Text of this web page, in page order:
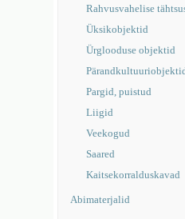
Rahvusvahelise
Üksikobjektid
Ürglooduse objektid
Pargid, puistud
Liigid
Veekogud
Saared
Kaitsekorralduskavad
Abimaterjalid